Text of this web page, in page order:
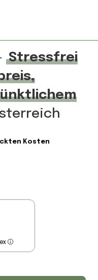
Stressfrei
Kosten